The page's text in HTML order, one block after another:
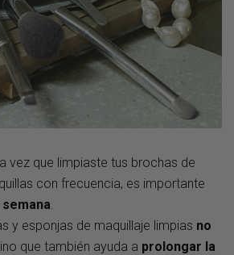
vez que limpiaste tus brochas de
con frecuencia, es importante
.
y esponjas de maquillaje limpias no
que también ayuda a prolongar la